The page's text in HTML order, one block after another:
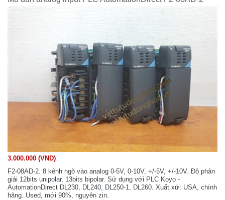
3.000.000 (VND)
F2-08AD-2. 8 kênh ngõ vào analog 0-5V, 0-10V, +/-5V, +/-10V. Độ phân
giải 12bits unipolar, 13bits bipolar. Sử dụng với PLC Koyo -
AutomationDirect DL230, DL240, DL250-1, DL260. Xuất xứ: USA, chính
hãng. Used, mới 90%, nguyên zin.